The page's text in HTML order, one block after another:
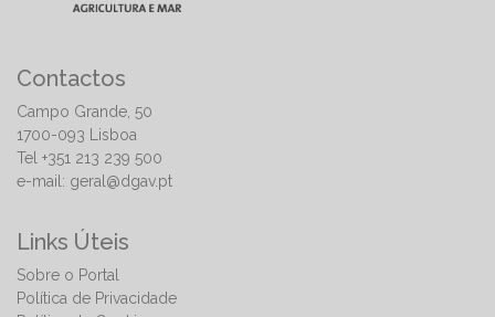
Contactos
Campo Grande, 50
1700-093 Lisboa
Tel +351 213 239 500
e-mail: geral@dgav.pt
Links Úteis
Sobre o Portal
Política de Privacidade